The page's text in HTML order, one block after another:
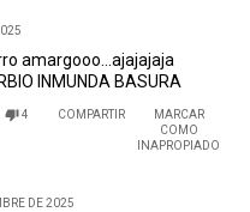
amargooo...ajajajaja
INMUNDA BASURA
4 COMPARTIR
MARCAR
COMO
INAPROPIADO
DE 2025